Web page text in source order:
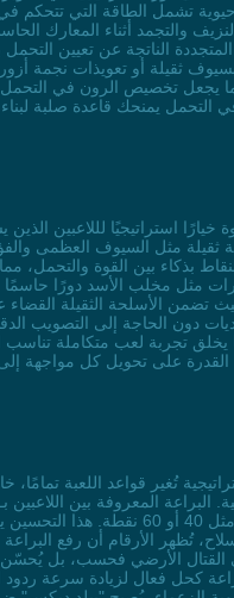
حيوية تشمل الطاقة التي تتحكم
والتجمد أثناء المعارك
بسيوف ثقيلة أو تعويذات نجمة
في التحمل يمنحك قاعدة
ثقيلة مثل السيوف العظمى
بذكاء بين القوة
مثل مخلب الأسد دورًا
دون الحاجة إلى التصويب
تجربة لعب متكاملة تناسب
البراعة المعروفة بين
الحدود الناعمة مثل 40
تُظهر الأرقام أن رفع
القتال الأرضي فحسب، بل يُحسّن